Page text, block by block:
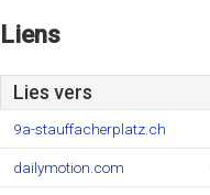
Liens
Lies vers
9a-stauffacherplatz.ch
dailymotion.com